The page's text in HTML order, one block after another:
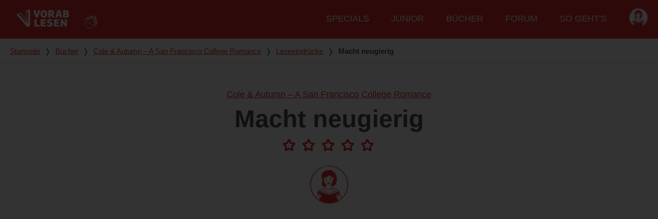
Hauptmenü
SPECIALS JUNIOR BÜCHER FORUM SO GEHT'S
Du bist hier
Startseite ❭ Bücher ❭ Cole & Autumn – A San Francisco College Romance ❭ Leseeindrücke ❭ Macht neugierig
Cole & Autumn – A San Francisco College Romance
Macht neugierig